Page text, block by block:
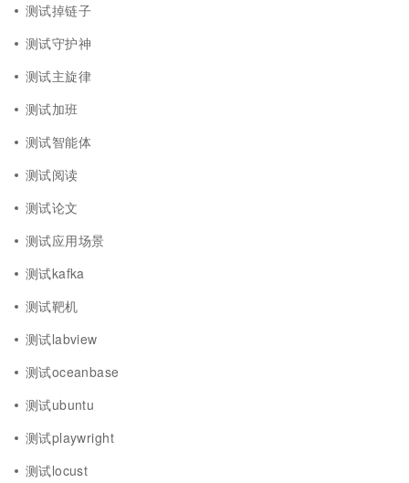
测试掉链子
测试守护神
测试主旋律
测试加班
测试智能体
测试阅读
测试论文
测试应用场景
测试kafka
测试靶机
测试labview
测试oceanbase
测试ubuntu
测试playwright
测试locust